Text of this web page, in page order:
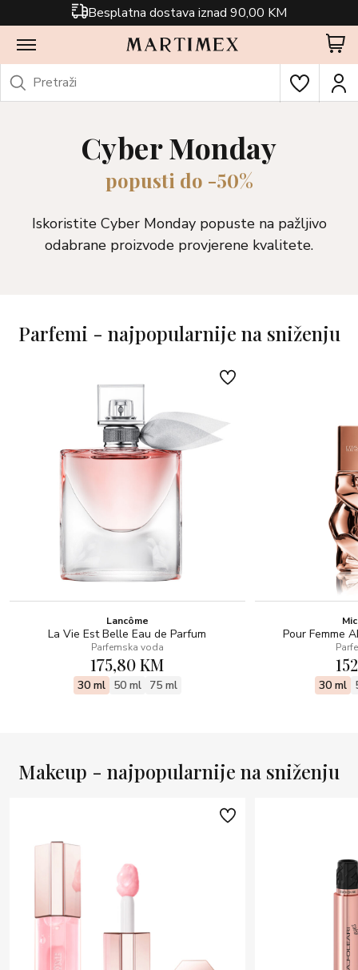
Besplatna dostava iznad 90,00 KM
Cyber Monday
popusti do -50%
Iskoristite Cyber Monday popuste na pažljivo
odabrane proizvode provjerene kvalitete.
Parfemi - najpopularnije na sniženju
Lancôme
La Vie Est Belle Eau de Parfum
Parfemska voda
175,80 KM
30 ml 50 ml 75 ml
Pour Femme
30 ml
Makeup - najpopularnije na sniženju